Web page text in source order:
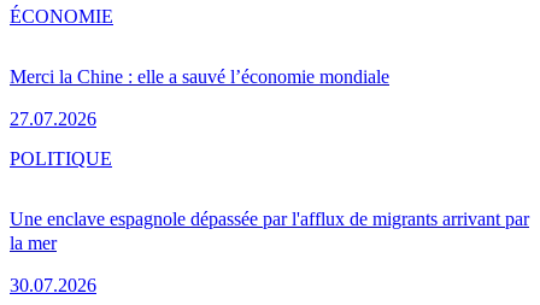
Merci la Chine : elle a sauvé l’économie mondiale
27.07.2026
ÉCONOMIE
Une enclave espagnole dépassée par l'afflux de migrants arrivant par
la mer
30.07.2026
POLITIQUE